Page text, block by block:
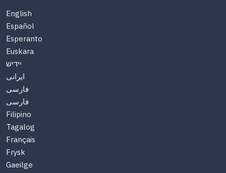
English
Español
Esperanto
Euskara
יידיש
ایرانی
فارسی
فارسی
Filipino
Tagalog
Français
Frysk
Gaeilge